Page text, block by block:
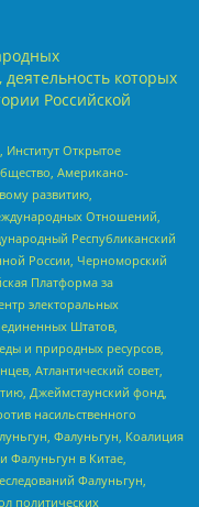
которых
Российской
Открытое
Американо-
развитию,
Отношений,
Республиканский
России, Черноморский
Платформа за
электоральных
Штатов,
и природных ресурсов,
Атлантический совет,
Джеймстаунский фонд,
насильственного
Фалуньгун, Коалиция
Фалуньгун в Китае,
Фалуньгун,
политических